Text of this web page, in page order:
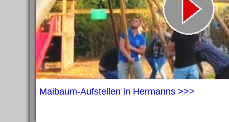
Maibaum-Aufstellen in Hermanns >>>